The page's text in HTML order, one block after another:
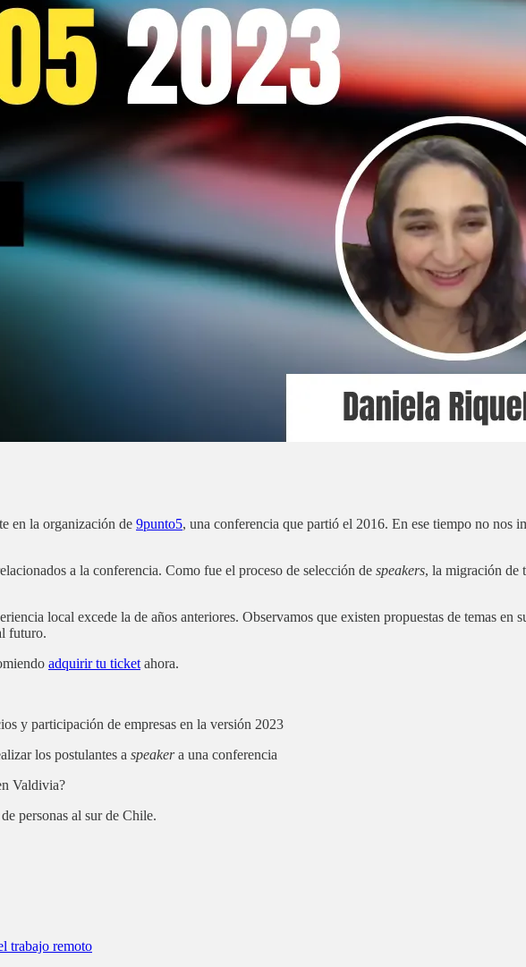
en la organización de 9punto5, una conferencia que partió el 2016. En ese tiempo no nos
a la conferencia. Como fue el proceso de selección de speakers, la migración de
local excede la de años anteriores. Observamos que existen propuestas de temas
futuro.
adquirir tu ticket ahora.
y participación de empresas en la versión 2023
los postulantes a speakera una conferencia
Valdivia?
personas al sur de Chile.
trabajo remoto